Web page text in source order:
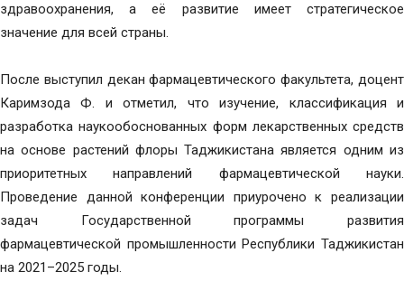
здравоохранения, а её развитие имеет стратегическое
значение для всей страны.
После выступил декан фармацевтического факультета, доцент
Каримзода Ф. и отметил, что изучение, классификация и
разработка наукообоснованных форм лекарственных средств
на основе растений флоры Таджикистана является одним из
приоритетных направлений фармацевтической науки.
Проведение данной конференции приурочено к реализации
задач Государственной программы развития
фармацевтической промышленности Республики Таджикистан
на 2021–2025 годы.